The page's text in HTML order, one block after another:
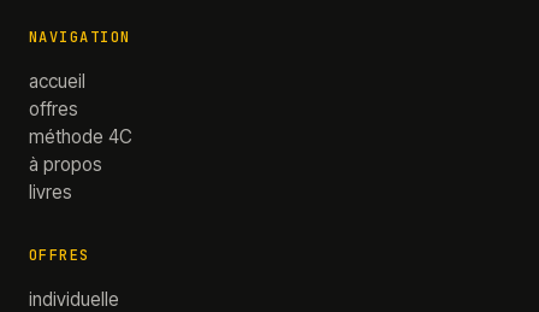
NAVIGATION
accueil
offres
méthode 4C
à propos
livres
OFFRES
individuelle